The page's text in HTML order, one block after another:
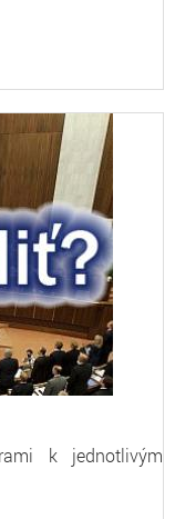
k jednotlivým